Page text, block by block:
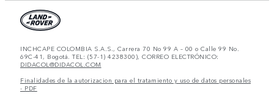
INCHCAPE COLOMBIA S.A.S., Carrera 70 No 99 A – 00 o Calle 99 No.
69C-41, Bogotá. TEL: (57-1) 4238300), CORREO ELECTRÓNICO:
DIDACOL@DIDACOL.COM
Finalidades de la autorizacion para el tratamiento y uso de datos personales
- PDF